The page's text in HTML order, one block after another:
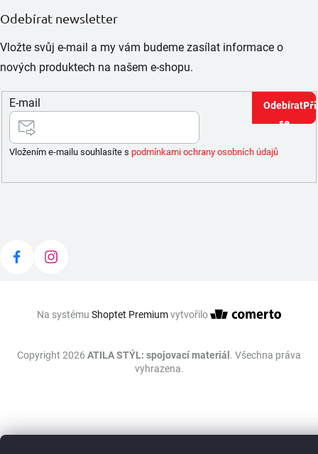
Odebírat newsletter
Vložte svůj e-mail a my vám budeme zasílat informace o
nových produktech na našem e-shopu.
E-mail
Vložením e-mailu souhlasíte s podmínkami ochrany osobních údajů
se
Na systému Shoptet Premiumvytvořilo
Copyright 2026 ATILA STÝL: spojovací materiál . Všechna práva
vyhrazena.